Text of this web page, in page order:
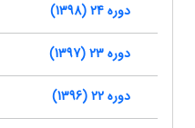
دوره 24 (1398)
دوره 23 (1397)
دوره 22 (1396)